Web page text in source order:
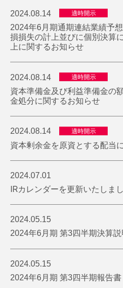
2024.08.14 適時開示
2024年6月期通期連結業績予
損損失の計上並びに個別決算
上に関するお知らせ
2024.08.14 適時開示
資本準備金及び利益準備金の
金処分に関するお知らせ
2024.08.14 適時開示
資本剰余金を原資とする配当
2024.07.01
IRカレンダーを更新いたしま
2024.05.15
2024年6月期 第3四半期決算
2024.05.15
2024年6月期 第3四半期報告書